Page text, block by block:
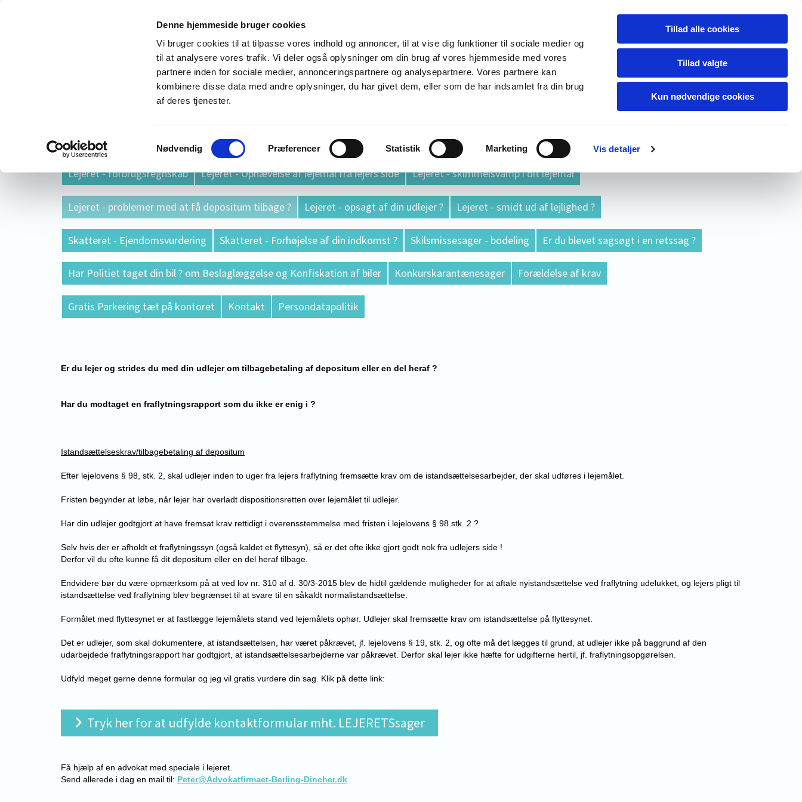
Denne hjemmeside bruger cookies
Vi bruger cookies til at tilpasse vores indhold og annoncer, til at vise dig funktioner til sociale medier og
til at analysere vores trafik. Vi deler også oplysninger om din brug af vores hjemmeside med vores
partnere inden for sociale medier, annonceringspartnere og analysepartnere. Vores partnere kan
kombinere disse data med andre oplysninger, du har givet dem, eller som de har indsamlet fra din brug
af deres tjenester.
Nødvendig Præferencer Statistik Marketing Vis detaljer
Tillad alle cookies
Tillad valgte
Kun nødvendige cookies
Retshjælp Århus - Advokathjælp Århus
Gratis retshjælp af en advokat i Århus
Advokat Online - Gratis rådgivning
Arealmangler ved din bolig ? (Fejl i BBR eller salgsopstillingen) Problemer med din ejerforening ? Ansættelsesretlige sager
Lejeret - forbrugsregnskab Lejeret - Ophævelse af lejemål fra lejers side Lejeret - skimmelsvamp i dit lejemål
Lejeret - problemer med at få depositum tilbage ? Lejeret - opsagt af din udlejer ? Lejeret - smidt ud af lejlighed ?
Skatteret - Ejendomsvurdering Skatteret - Forhøjelse af din indkomst ? Skilsmissesager - bodeling Er du blevet sagsøgt i en retssag ?
Har Politiet taget din bil ? om Beslaglæggelse og Konfiskation af biler Konkurskarantænesager Forældelse af krav
Gratis Parkering tæt på kontoret Kontakt Persondatapolitik
Er du lejer og strides du med din udlejer om tilbagebetaling af depositum eller en del heraf ?
Har du modtaget en fraflytningsrapport som du ikke er enig i ?
Istandsættelseskrav/tilbagebetaling af depositum
Efter lejelovens § 98, stk. 2, skal udlejer inden to uger fra lejers fraflytning fremsætte krav om de istandsættelsesarbejder, der skal udføres i lejemålet.
Fristen begynder at løbe, når lejer har overladt dispositionsretten over lejemålet til udlejer.
Har din udlejer godtgjort at have fremsat krav rettidigt i overensstemmelse med fristen i lejelovens § 98 stk. 2 ?
Selv hvis der er afholdt et fraflytningssyn (også kaldet et flyttesyn), så er det ofte ikke gjort godt nok fra udlejers side !
Derfor vil du ofte kunne få dit depositum eller en del heraf tilbage.
Endvidere bør du være opmærksom på at ved lov nr. 310 af d. 30/3-2015 blev de hidtil gældende muligheder for at aftale nyistandsættelse ved fraflytning udelukket, og lejers pligt til
istandsættelse ved fraflytning blev begrænset til at svare til en såkaldt normalistandsættelse.
Formålet med flyttesynet er at fastlægge lejemålets stand ved lejemålets ophør. Udlejer skal fremsætte krav om istandsættelse på flyttesynet.
Det er udlejer, som skal dokumentere, at istandsættelsen, har været påkrævet, jf. lejelovens § 19, stk. 2, og ofte må det lægges til grund, at udlejer ikke på baggrund af den
udarbejdede fraflytningsrapport har godtgjort, at istandsættelsesarbejderne var påkrævet. Derfor skal lejer ikke hæfte for udgifterne hertil, jf. fraflytningsopgørelsen.
Udfyld meget gerne denne formular og jeg vil gratis vurdere din sag. Klik på dette link:
Tryk her for at udfylde kontaktformular mht. LEJERETSsager
Få hjælp af en advokat med speciale i lejeret.
Send allerede i dag en mail til: Peter@Advokatfirmaet-Berling-Dincher.dk